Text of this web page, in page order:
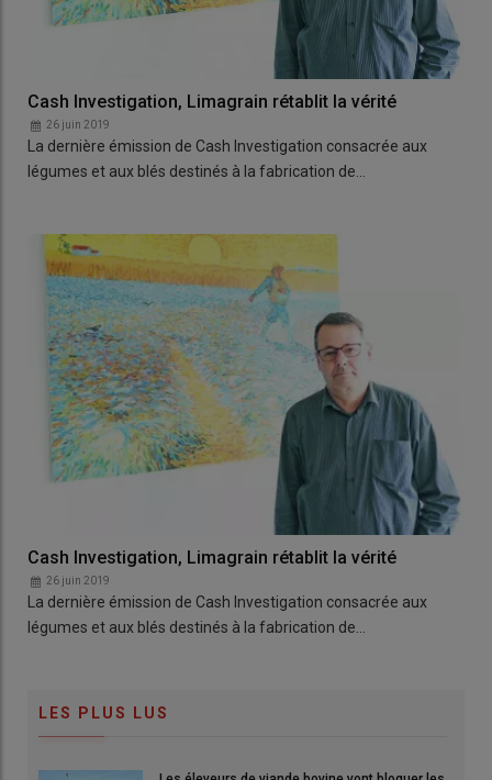
Cash Investigation, Limagrain rétablit la vérité
26 juin 2019
La dernière émission de Cash Investigation consacrée aux
légumes et aux blés destinés à la fabrication de…
Cash Investigation, Limagrain rétablit la vérité
26 juin 2019
La dernière émission de Cash Investigation consacrée aux
légumes et aux blés destinés à la fabrication de…
LES PLUS LUS